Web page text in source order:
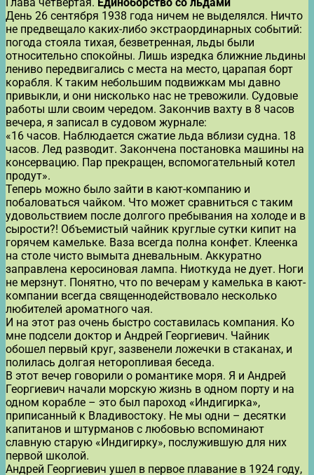
День 26 сентября 1938 года ничем не выделялся. Ничто
не предвещало каких-либо экстраординарных событий:
погода стояла тихая, безветренная, льды были
относительно спокойны. Лишь изредка ближние льдины
лениво передвигались с места на место, царапая борт
корабля. К таким небольшим подвижкам мы давно
привыкли, и они нисколько нас не тревожили. Судовые
работы шли своим чередом. Закончив вахту в 8 часов
вечера, я записал в судовом журнале:
«16 часов. Наблюдается сжатие льда вблизи судна. 18
часов. Лед разводит. Закончена постановка машины на
консервацию. Пар прекращен, вспомогательный котел
продут».
Теперь можно было зайти в кают-компанию и
побаловаться чайком. Что может сравниться с таким
удовольствием после долгого пребывания на холоде и в
сырости?! Объемистый чайник круглые сутки кипит на
горячем камельке. Ваза всегда полна конфет. Клеенка
на столе чисто вымыта дневальным. Аккуратно
заправлена керосиновая лампа. Ниоткуда не дует. Ноги
не мерзнут. Понятно, что по вечерам у камелька в кают-
компании всегда священнодействовало несколько
любителей ароматного чая.
И на этот раз очень быстро составилась компания. Ко
мне подсели доктор и Андрей Георгиевич. Чайник
обошел первый круг, зазвенели ложечки в стаканах, и
полилась долгая неторопливая беседа.
В этот вечер говорили о романтике моря. Я и Андрей
Георгиевич начали морскую жизнь в одном порту и на
одном корабле – это был пароход «Индигирка»,
приписанный к Владивостоку. Не мы одни – десятки
капитанов и штурманов с любовью вспоминают
славную старую «Индигирку», послужившую для них
первой школой.
Андрей Георгиевич ушел в первое плавание в 1924 году,